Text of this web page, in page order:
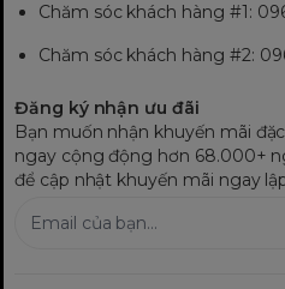
Chăm sóc khách hàng #1:
Chăm sóc khách hàng #2:
Đăng ký nhận ưu đãi
Bạn muốn nhận khuyến mãi
ngay cộng động hơn 68.000+
để cập nhật khuyến mãi ngay